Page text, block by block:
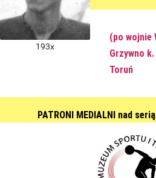
193x
(po wojnie
Grzywno
Toruń
PATRONI MEDIALNI nad